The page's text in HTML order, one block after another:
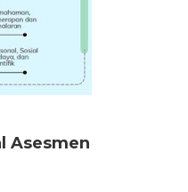
Asesmen